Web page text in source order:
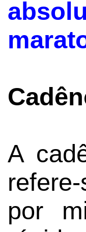
A
por